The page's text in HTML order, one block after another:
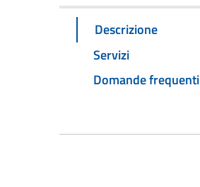
Descrizione
Servizi
Domande frequenti